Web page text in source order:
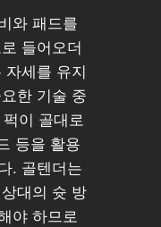
와 패드를
들어오더
세를 유지
한 기술 중
퍽이 골대로
등을 활용
. 골텐더는
대의 슛 방
야 하므로